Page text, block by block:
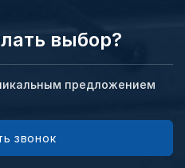
выбор?
предложением
звонок